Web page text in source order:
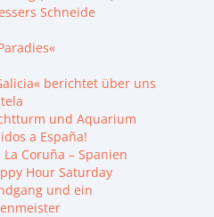
Schneide
berichtet über uns
und Aquarium
a España!
Coruña – Spanien
Hour Saturday
und ein